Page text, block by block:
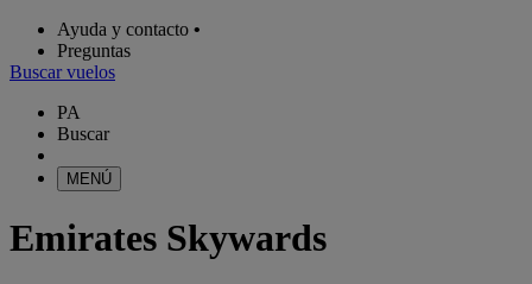
Ayuda y contacto •
Preguntas
Buscar vuelos
PA
Buscar
MENÚ
Emirates Skywards